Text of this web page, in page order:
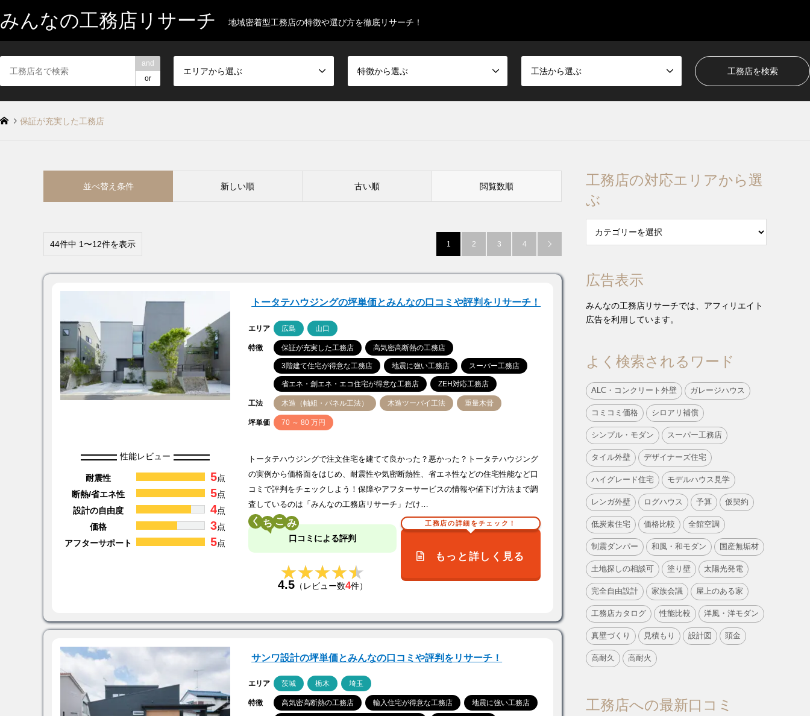
みんなの工務店リサーチ 地域密着型工務店の特徴や選び方を徹底リサーチ！
and
or
エリアから選ぶ 特徴から選ぶ 工法から選ぶ
保証が充実した工務店
並べ替え条件 新しい順 古い順 閲覧数順
44件中 1〜12件を表示 1 2 3 4 
トータテハウジングの坪単価とみんなの口コミや評判をリサーチ！
エリア 広島 山口
特徴 保証が充実した工務店 高気密高断熱の工務店
3階建て住宅が得意な工務店 地震に強い工務店 スーパー工務店
省エネ・創エネ・エコ住宅が得意な工務店 ZEH対応工務店
工法 木造（軸組・パネル工法） 木造ツーバイ工法 重量木骨
坪単価 70 ～ 80 万円
性能レビュー
耐震性 5点
断熱/省エネ性
5点
設計の自由度
4点
価格
3点
アフターサポート
5点
トータテハウジングで注文住宅を建てて良かった？悪かった？トータテハウジング
の実例から価格面をはじめ、耐震性や気密断熱性、省エネ性などの住宅性能など口
コミで評判をチェックしよう！保障やアフターサービスの情報や値下げ方法まで調
査しているのは「みんなの工務店リサーチ」だけ…
く こ
口コミによる評判
★★★★★
★★★★★
4.5（レビュー数4件）
工務店の詳細をチェック！
もっと詳しく見る
サンワ設計の坪単価とみんなの口コミや評判をリサーチ！
エリア 茨城 栃木 埼玉
特徴 高気密高断熱の工務店 輸入住宅が得意な工務店 地震に強い工務店
工務店の対応エリアから選
ぶ
広告表示
みんなの工務店リサーチでは、アフィリエイト
広告を利用しています。
よく検索されるワード
ALC・コンクリート外壁 ガレージハウス
コミコミ価格 シロアリ補償
シンプル・モダン スーパー工務店
タイル外壁 デザイナーズ住宅
ハイグレード住宅 モデルハウス見学
レンガ外壁 ログハウス 予算 仮契約
低炭素住宅 価格比較 全館空調
制震ダンパー 和風・和モダン 国産無垢材
土地探しの相談可 塗り壁 太陽光発電
完全自由設計 家族会議 屋上のある家
工務店カタログ 性能比較 洋風・洋モダン
真壁づくり 見積もり 設計図 頭金
高耐久 高耐火
工務店への最新口コミ